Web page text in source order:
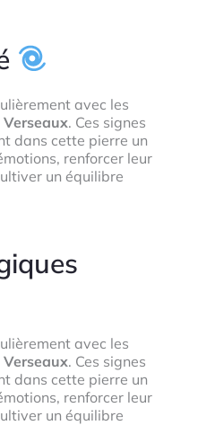
avec les
Verseaux. Ces signes
dans cette pierre un
renforcer leur
un équilibre
avec les
Verseaux. Ces signes
dans cette pierre un
renforcer leur
un équilibre